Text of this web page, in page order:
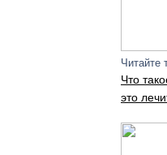
Читайте
Что
это